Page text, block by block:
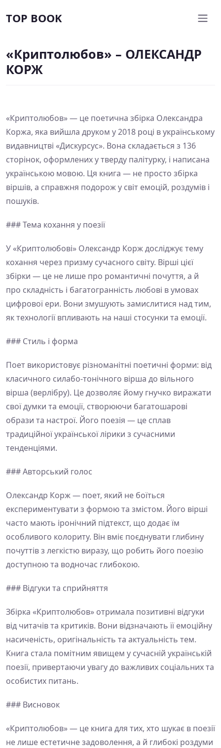
TOP BOOK
«Криптолюбов» – ОЛЕКСАНДР
КОРЖ
«Криптолюбов» — це поетична збірка Олександра
Коржа, яка вийшла друком у 2018 році в українському
видавництві «Дискурсус». Вона складається з 136
сторінок, оформлених у тверду палітурку, і написана
українською мовою. Ця книга — не просто збірка
віршів, а справжня подорож у світ емоцій, роздумів і
пошуків.
### Тема кохання у поезії
У «Криптолюбові» Олександр Корж досліджує тему
кохання через призму сучасного світу. Вірші цієї
збірки — це не лише про романтичні почуття, а й
про складність і багатогранність любові в умовах
цифрової ери. Вони змушують замислитися над тим,
як технології впливають на наші стосунки та емоції.
### Стиль і форма
Поет використовує різноманітні поетичні форми: від
класичного силабо-тонічного вірша до вільного
вірша (верлібру). Це дозволяє йому гнучко виражати
свої думки та емоції, створюючи багатошарові
образи та настрої. Його поезія — це сплав
традиційної української лірики з сучасними
тенденціями.
### Авторський голос
Олександр Корж — поет, який не боїться
експериментувати з формою та змістом. Його вірші
часто мають іронічний підтекст, що додає їм
особливого колориту. Він вміє поєднувати глибину
почуттів з легкістю виразу, що робить його поезію
доступною та водночас глибокою.
### Відгуки та сприйняття
Збірка «Криптолюбов» отримала позитивні відгуки
від читачів та критиків. Вони відзначають її емоційну
насиченість, оригінальність та актуальність тем.
Книга стала помітним явищем у сучасній українській
поезії, привертаючи увагу до важливих соціальних та
особистих питань.
### Висновок
«Криптолюбов» — це книга для тих, хто шукає в поезії
не лише естетичне задоволення, а й глибокі роздуми